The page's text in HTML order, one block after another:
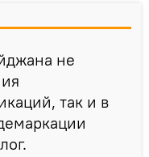
не
так и в